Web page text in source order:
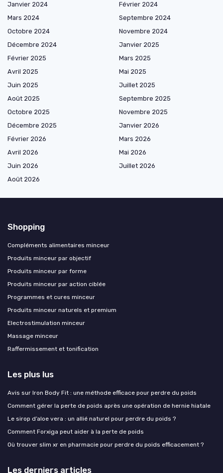
Janvier 2024
Février 2024
Mars 2024
Septembre 2024
Octobre 2024
Novembre 2024
Décembre 2024
Janvier 2025
Février 2025
Mars 2025
Avril 2025
Mai 2025
Juin 2025
Juillet 2025
Août 2025
Septembre 2025
Octobre 2025
Novembre 2025
Décembre 2025
Janvier 2026
Février 2026
Mars 2026
Avril 2026
Mai 2026
Juin 2026
Juillet 2026
Août 2026
Shopping
Compléments alimentaires minceur
Produits minceur par objectif
Produits minceur par forme
Produits minceur par action ciblée
Programmes et cures minceur
Produits minceur naturels et premium
Electrostimulation minceur
Massage minceur
Raffermissement et tonification
Les plus lus
Avis sur Iron Body Fit : une méthode efficace pour perdre du poids
Comment gérer la perte de poids après une opération de hernie hiatale
Le sirop d’aloe vera : un allié naturel pour perdre du poids ?
Comment Forxiga peut aider à la perte de poids
Où trouver slim xr en pharmacie pour perdre du poids efficacement ?
Les derniers articles